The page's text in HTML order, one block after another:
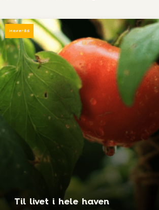
Til livet i hele haven
Haveråd